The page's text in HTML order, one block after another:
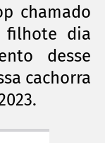
chamado
filhote dia
desse
cachorra